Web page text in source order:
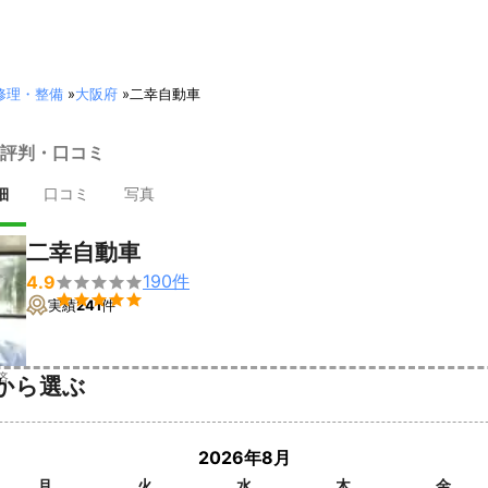
理・整備 »大阪府 »二幸自動車
判・口コミ
口コミ 写真
二幸自動車
4.9

190件
実績241件
ら選ぶ
2026年8月